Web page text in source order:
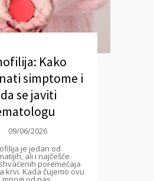
Kako
simptome i
se javiti
09/06/2026
je jedan od
ali i najčešće
poremećaja
krvi. Kada čujemo ovu